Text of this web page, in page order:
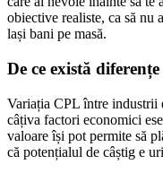
obiective realiste, ca să nu
lași bani pe masă.
De ce există
Variația CPL între industrii
câțiva factori economici
valoare își pot permite să
că potențialul de câștig e